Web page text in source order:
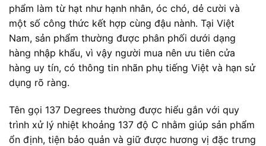
phẩm làm từ hạt như hạnh nhân, óc chó, dẻ cười và
một số công thức kết hợp cùng đậu nành. Tại Việt
Nam, sản phẩm thường được phân phối dưới dạng
hàng nhập khẩu, vì vậy người mua nên ưu tiên cửa
hàng uy tín, có thông tin nhãn phụ tiếng Việt và hạn sử
dụng rõ ràng.
Tên gọi 137 Degrees thường được hiểu gắn với quy
trình xử lý nhiệt khoảng 137 độ C nhằm giúp sản phẩm
ổn định, tiện bảo quản và giữ được hương vị đặc trưng